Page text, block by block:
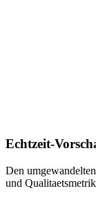
Echtzeit-
Den
und